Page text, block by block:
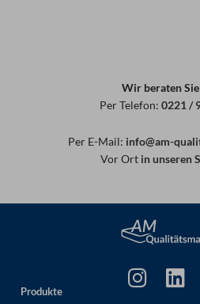
Wir beraten
Per Telefon: 0221 /
Per E-Mail: info@am-
Vor Ort in unseren
Produkte